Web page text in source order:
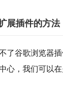
展插件的方法
了谷歌浏览器
心，我们可以